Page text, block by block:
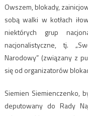
Owszem, blokady,
sobą walki w kotłach
niektórych grup
nacjonalistyczne, tj.
Narodowy” (związany z
się od organizatorów
Siemien Siemienczenko,
deputowany do Rady